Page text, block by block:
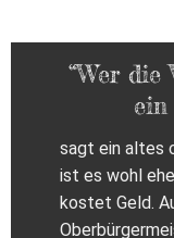
“Wer die
ein
sagt ein altes
ist es wohl
kostet Geld.